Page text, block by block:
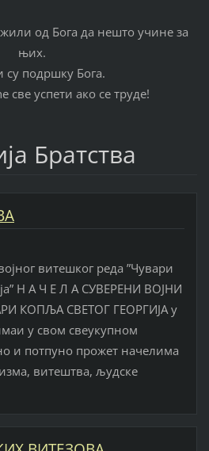
од Бога да нешто учине за
њих.
су подршку Бога.
све успети ако се труде!
Братства
витешког реда ”Чувари
Н А Ч Е Л А СУВЕРЕНИ ВОЈНИ
КОПЉА СВЕТОГ ГЕОРГИЈА у
у свом свеукупном
и потпуно прожет начелима
витештва, људске